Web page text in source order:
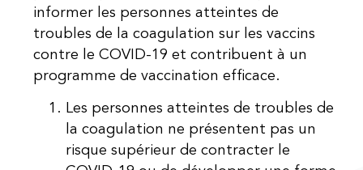
informer les personnes atteintes de
troubles de la coagulation sur les vaccins
contre le COVID-19 et contribuent à un
programme de vaccination efficace.
Les personnes atteintes de troubles de
la coagulation ne présentent pas un
risque supérieur de contracter le